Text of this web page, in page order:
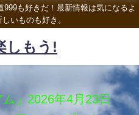
も好きだ！最新情報は気になるよ
いものも好き。
しもう!
」2026年4月23日